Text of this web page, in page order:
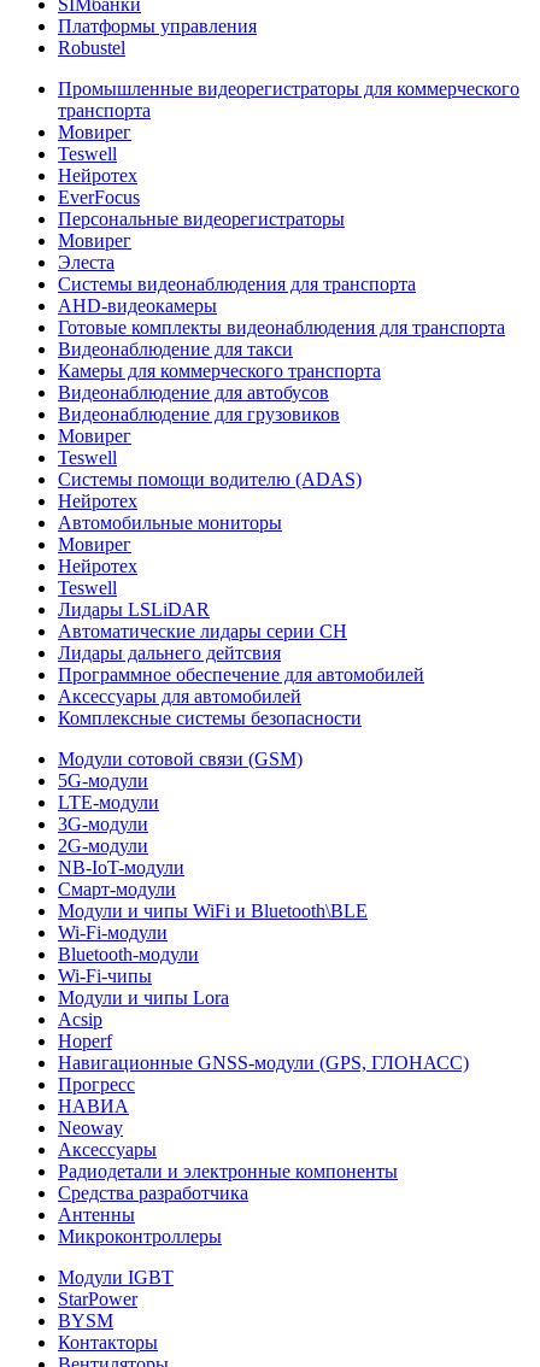
SIMбанки
Платформы управления
Robustel
Промышленные видеорегистраторы для коммерческого
транспорта
Мовирег
Teswell
Нейротех
EverFocus
Персональные видеорегистраторы
Мовирег
Элеста
Системы видеонаблюдения для транспорта
AHD-видеокамеры
Готовые комплекты видеонаблюдения для транспорта
Видеонаблюдение для такси
Камеры для коммерческого транспорта
Видеонаблюдение для автобусов
Видеонаблюдение для грузовиков
Мовирег
Teswell
Системы помощи водителю (ADAS)
Нейротех
Автомобильные мониторы
Мовирег
Нейротех
Teswell
Лидары LSLiDAR
Автоматические лидары серии CH
Лидары дальнего дейтсвия
Программное обеспечение для автомобилей
Аксессуары для автомобилей
Комплексные системы безопасности
Модули сотовой связи (GSM)
5G-модули
LTE-модули
3G-модули
2G-модули
NB-IoT-модули
Смарт-модули
Модули и чипы WiFi и Bluetooth\BLE
Wi-Fi-модули
Bluetooth-модули
Wi-Fi-чипы
Модули и чипы Lora
Acsip
Hoperf
Навигационные GNSS-модули (GPS, ГЛОНАСС)
Прогресс
НАВИА
Neoway
Аксессуары
Радиодетали и электронные компоненты
Средства разработчика
Антенны
Микроконтроллеры
Модули IGBT
StarPower
BYSM
Контакторы